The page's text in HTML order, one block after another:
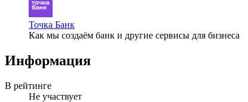
Точка Банк
Как мы создаём банк и другие сервисы для бизнеса
Информация
В рейтинге
Не участвует